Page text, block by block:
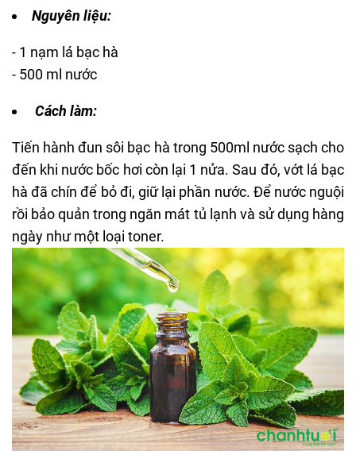
Nguyên liệu:
- 1 nạm lá bạc hà
- 500 ml nước
Cách làm:
Tiến hành đun sôi bạc hà trong 500ml nước sạch cho
đến khi nước bốc hơi còn lại 1 nửa. Sau đó, vớt lá bạc
hà đã chín để bỏ đi, giữ lại phần nước. Để nước nguội
rồi bảo quản trong ngăn mát tủ lạnh và sử dụng hàng
ngày như một loại toner.